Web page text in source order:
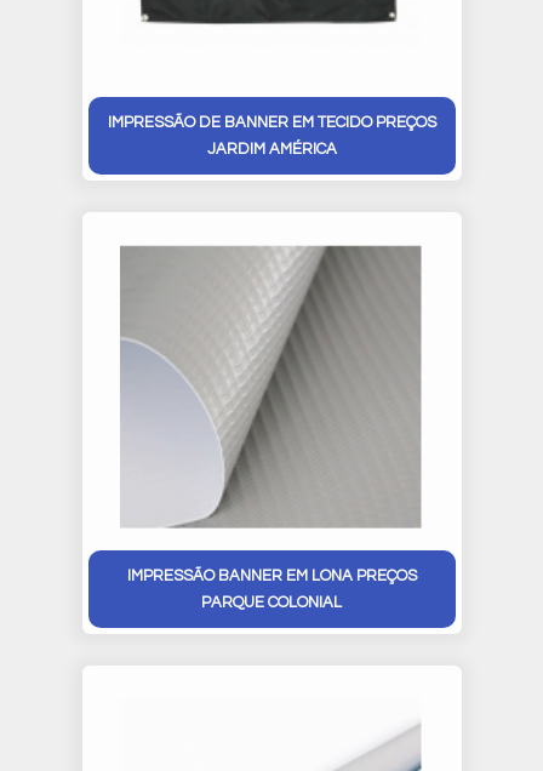
IMPRESSÃO DE BANNER EM TECIDO PREÇOS
JARDIM AMÉRICA
IMPRESSÃO BANNER EM LONA PREÇOS
PARQUE COLONIAL